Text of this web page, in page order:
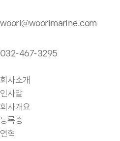
woori@woorimarine.com
032-467-3295
회사소개
인사말
회사개요
등록증
연혁